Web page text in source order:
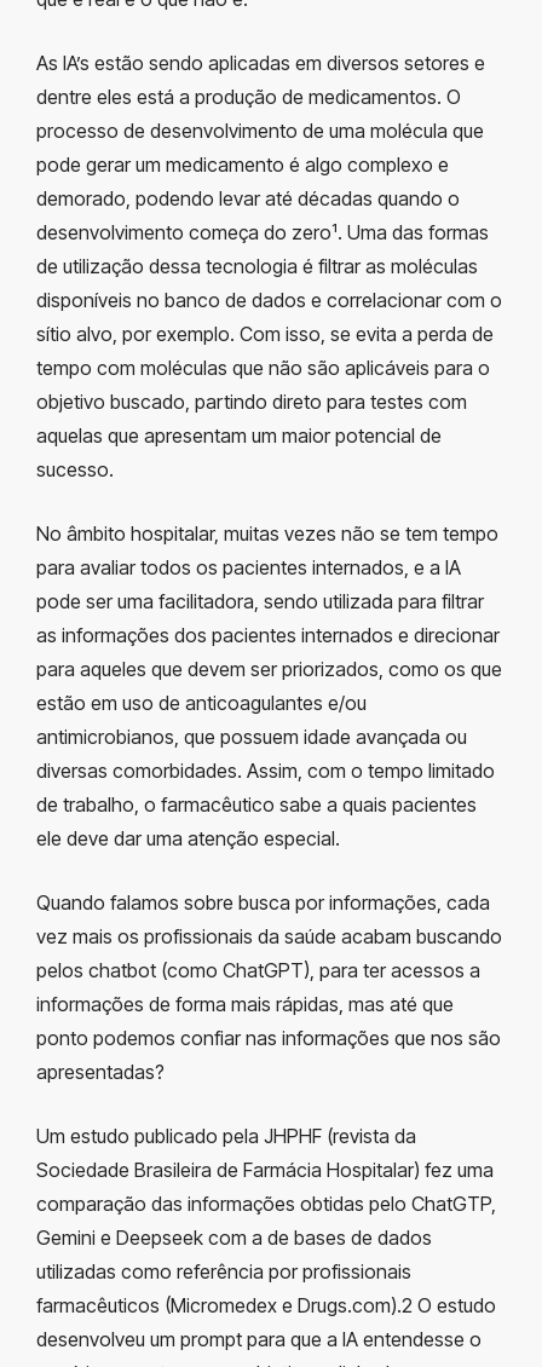
As IA’s estão sendo aplicadas em diversos setores e
dentre eles está a produção de medicamentos. O
processo de desenvolvimento de uma molécula que
pode gerar um medicamento é algo complexo e
demorado, podendo levar até décadas quando o
desenvolvimento começa do zero¹. Uma das formas
de utilização dessa tecnologia é filtrar as moléculas
disponíveis no banco de dados e correlacionar com o
sítio alvo, por exemplo. Com isso, se evita a perda de
tempo com moléculas que não são aplicáveis para o
objetivo buscado, partindo direto para testes com
aquelas que apresentam um maior potencial de
sucesso.
No âmbito hospitalar, muitas vezes não se tem tempo
para avaliar todos os pacientes internados, e a IA
pode ser uma facilitadora, sendo utilizada para filtrar
as informações dos pacientes internados e direcionar
para aqueles que devem ser priorizados, como os que
estão em uso de anticoagulantes e/ou
antimicrobianos, que possuem idade avançada ou
diversas comorbidades. Assim, com o tempo limitado
de trabalho, o farmacêutico sabe a quais pacientes
ele deve dar uma atenção especial.
Quando falamos sobre busca por informações, cada
vez mais os profissionais da saúde acabam buscando
pelos chatbot (como ChatGPT), para ter acessos a
informações de forma mais rápidas, mas até que
ponto podemos confiar nas informações que nos são
apresentadas?
Um estudo publicado pela JHPHF (revista da
Sociedade Brasileira de Farmácia Hospitalar) fez uma
comparação das informações obtidas pelo ChatGTP,
Gemini e Deepseek com a de bases de dados
utilizadas como referência por profissionais
farmacêuticos (Micromedex e Drugs.com).2 O estudo
desenvolveu um prompt para que a IA entendesse o